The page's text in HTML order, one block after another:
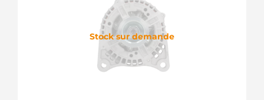
Stock sur demande